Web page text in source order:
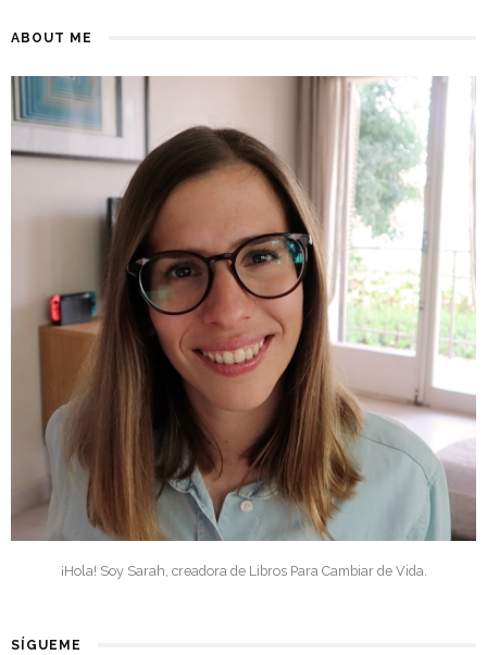
ABOUT ME
¡Hola! Soy Sarah, creadora de Libros Para Cambiar de Vida.
SÍGUEME